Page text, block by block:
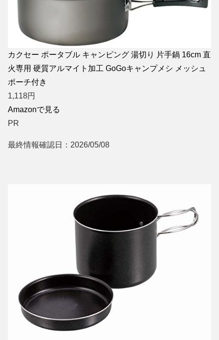
カクセー ポータブル キャンピング 湯切り 片手鍋 16cm 直
火専用 硬質アルマイト加工 GoGoキャンプメシ メッシュ
ポーチ付き
1,118円
Amazonで見る
PR
最終情報確認日：2026/05/08